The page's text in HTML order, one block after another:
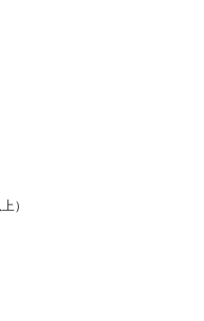
熊谷市、川口市、行田市、秩父
市、東松山市、春日部市、狭山
市、草加市、越谷市、蕨市、戸
光市、新座市、桶川市、久喜
郷市、蓮田市、坂戸市、幸手
じみ野市、白岡市、北足立郡伊
町、入間郡越生町、比企郡滑川
比企郡川島町、比企郡吉見町、
秩父郡横瀬町、秩父郡皆野町、
父郡東秩父村、児玉郡美里町、
郡寄居町、南埼玉郡宮代町、北
若葉区、千葉市緑区、千葉市美
山市、木更津市、松戸市、野田
市、旭市、習志野市、柏市、勝
我孫子市、鴨川市、鎌ケ谷市、
、袖ケ浦市、八街市、印西市、
）